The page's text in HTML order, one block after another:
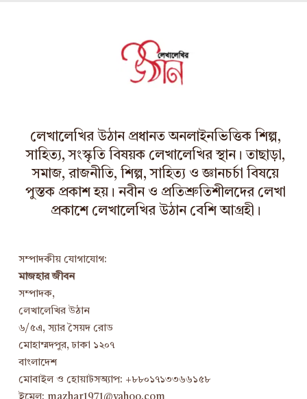
লেখালেখির উঠান প্রধানত অনলাইনভিত্তিক শিল্প,
সাহিত্য, সংস্কৃতি বিষয়ক লেখালেখির স্থান। তাছাড়া,
সমাজ, রাজনীতি, শিল্প, সাহিত্য ও জ্ঞানচর্চা বিষয়ে
পুস্তক প্রকাশ হয়। নবীন ও প্রতিশ্রুতিশীলদের লেখা
প্রকাশে লেখালেখির উঠান বেশি আগ্রহী।
সম্পাদকীয় যোগাযোগ:
মাজহার জীবন
সম্পাদক,
লেখালেখির উঠান
৬/৫এ, স্যার সৈয়দ রোড
মোহাম্মদপুর, ঢাকা ১২০৭
বাংলাদেশ
মোবাইল ও হোয়াটসঅ্যাপ: +৮৮০১৭১৩৩৬৬১৫৮